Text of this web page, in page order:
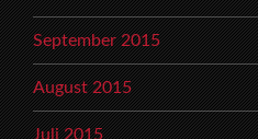
September 2015
August 2015
Juli 2015